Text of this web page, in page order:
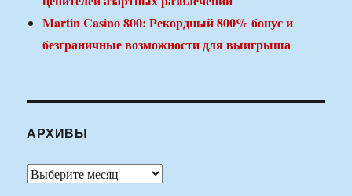
Martin Casino 800: Рекордный 800% бонус и
безграничные возможности для выигрыша
АРХИВЫ
Архивы